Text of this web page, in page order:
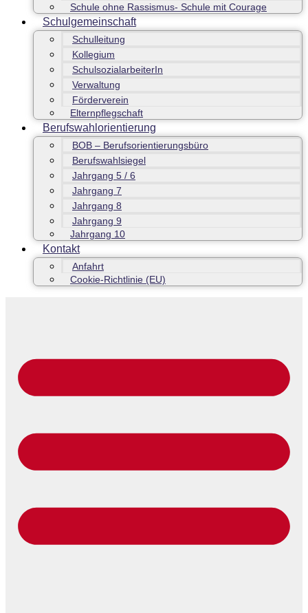
Schule ohne Rassismus- Schule mit Courage
Schulgemeinschaft
Schulleitung
Kollegium
SchulsozialarbeiterIn
Verwaltung
Förderverein
Elternpflegschaft
Berufswahlorientierung
BOB – Berufsorientierungsbüro
Berufswahlsiegel
Jahrgang 5 / 6
Jahrgang 7
Jahrgang 8
Jahrgang 9
Jahrgang 10
Kontakt
Anfahrt
Cookie-Richtlinie (EU)